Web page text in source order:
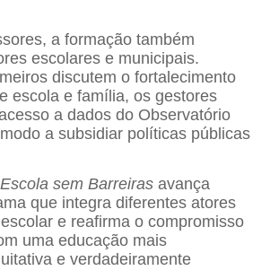
a formação também
escolares e municipais.
discutem o fortalecimento
escola e família, os gestores
a dados do Observatório
a subsidiar políticas públicas
Escola sem Barreiras avança
que integra diferentes atores
e reafirma o compromisso
uma educação mais
e verdadeiramente